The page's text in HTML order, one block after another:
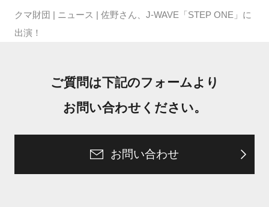
クマ財団 | ニュース | 佐野さん、J-WAVE「STEP ONE」に
出演！
ご質問は下記のフォームより
お問い合わせください。
お問い合わせ